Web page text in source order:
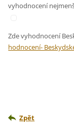
vyhodnocení
Zde vyhodnocení
hodnocení-
Zpět